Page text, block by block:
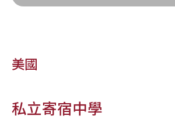
美國
私立寄宿中學